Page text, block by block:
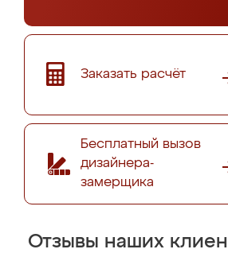
Заказать расчёт
Бесплатный вызов
дизайнера-
замерщика
Отзывы наших